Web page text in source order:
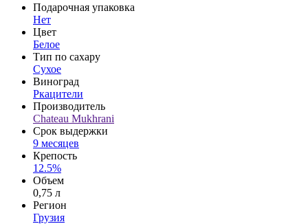
Подарочная упаковка
Нет
Цвет
Белое
Тип по сахару
Сухое
Виноград
Ркацители
Производитель
Chateau Mukhrani
Срок выдержки
9 месяцев
Крепость
12.5%
Объем
0,75 л
Регион
Грузия